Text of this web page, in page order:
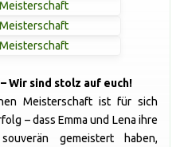
Wir sind stolz auf euch!
Meisterschaft ist für sich
– dass Emma und Lena ihre
gemeistert haben,